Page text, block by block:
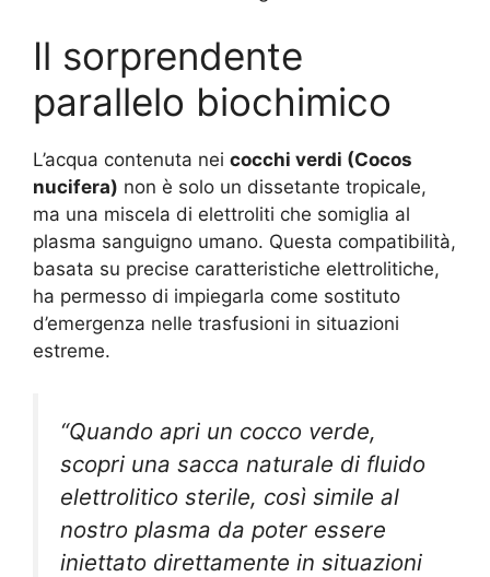
Il sorprendente
parallelo biochimico
L’acqua contenuta nei cocchi verdi (Cocos
nucifera) non è solo un dissetante tropicale,
ma una miscela di elettroliti che somiglia al
plasma sanguigno umano. Questa compatibilità,
basata su precise caratteristiche elettrolitiche,
ha permesso di impiegarla come sostituto
d’emergenza nelle trasfusioni in situazioni
estreme.
“Quando apri un cocco verde,
scopri una sacca naturale di fluido
elettrolitico sterile, così simile al
nostro plasma da poter essere
iniettato direttamente in situazioni